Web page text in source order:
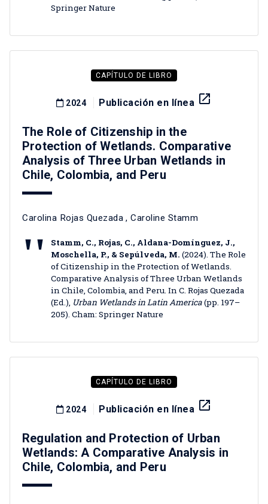
Springer Nature
CAPÍTULO DE LIBRO
2024 Publicación en línea launch
The Role of Citizenship in the
Protection of Wetlands. Comparative
Analysis of Three Urban Wetlands in
Chile, Colombia, and Peru
Carolina Rojas Quezada , Caroline Stamm
Stamm, C., Rojas, C., Aldana-Domínguez, J.,
Moschella, P., & Sepúlveda, M. (2024). The Role
of Citizenship in the Protection of Wetlands.
Comparative Analysis of Three Urban Wetlands
in Chile, Colombia, and Peru. In C. Rojas Quezada
(Ed.), Urban Wetlands in Latin America(pp. 197–
205). Cham: Springer Nature
CAPÍTULO DE LIBRO
2024 Publicación en línea launch
Regulation and Protection of Urban
Wetlands: A Comparative Analysis in
Chile, Colombia, and Peru